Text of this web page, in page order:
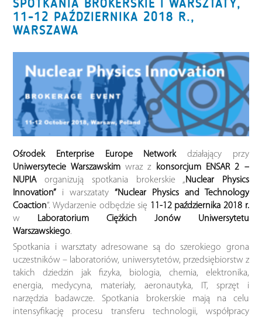
SPOTKANIA BROKERSKIE I WARSZTATY,
11-12 PAŹDZIERNIKA 2018 R.,
WARSZAWA
Ośrodek Enterprise Europe Networkdziałający przy
Uniwersytecie Warszawskimwraz z
konsorcjum ENSAR 2 –
NUPIAorganizują spotkania brokerskie „Nuclear Physics
Innovation” i warszataty “Nuclear Physics and Technology
Coaction”. Wydarzenie odbędzie się 11-12 października 2018 r.
w
Laboratorium Ciężkich Jonów Uniwersytetu
Warszawskiego.
Spotkania i warsztaty adresowane są do szerokiego grona
uczestników – laboratoriów, uniwersytetów, przedsiębiorstw z
takich dziedzin jak fizyka, biologia, chemia, elektronika,
energia, medycyna, materiały, aeronautyka, IT, sprzęt i
narzędzia badawcze. Spotkania brokerskie mają na celu
intensyfikację procesu transferu technologii, współpracy